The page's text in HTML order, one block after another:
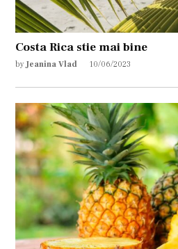
Costa Rica stie mai bine
by Jeanina Vlad 10/06/2023